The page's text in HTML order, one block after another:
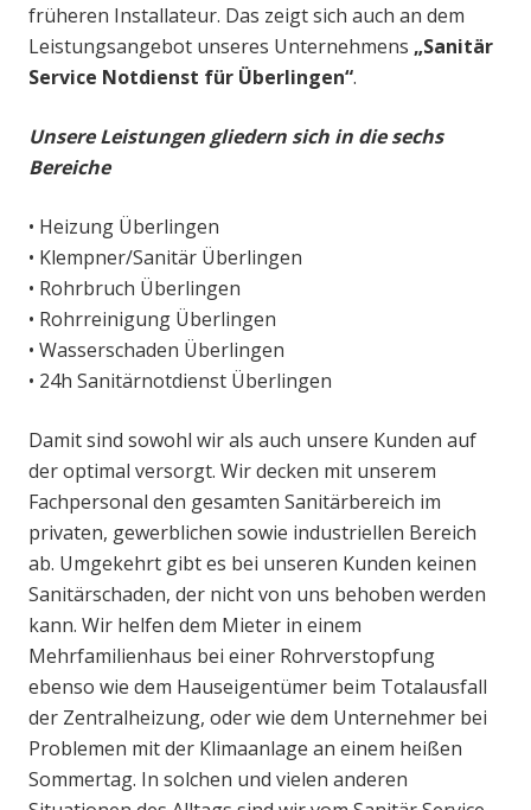
früheren Installateur. Das zeigt sich auch an dem
Leistungsangebot unseres Unternehmens „Sanitär
Service Notdienst für Überlingen“.
Unsere Leistungen gliedern sich in die sechs
Bereiche
• Heizung Überlingen
• Klempner/Sanitär Überlingen
• Rohrbruch Überlingen
• Rohrreinigung Überlingen
• Wasserschaden Überlingen
• 24h Sanitärnotdienst Überlingen
Damit sind sowohl wir als auch unsere Kunden auf
der optimal versorgt. Wir decken mit unserem
Fachpersonal den gesamten Sanitärbereich im
privaten, gewerblichen sowie industriellen Bereich
ab. Umgekehrt gibt es bei unseren Kunden keinen
Sanitärschaden, der nicht von uns behoben werden
kann. Wir helfen dem Mieter in einem
Mehrfamilienhaus bei einer Rohrverstopfung
ebenso wie dem Hauseigentümer beim Totalausfall
der Zentralheizung, oder wie dem Unternehmer bei
Problemen mit der Klimaanlage an einem heißen
Sommertag. In solchen und vielen anderen